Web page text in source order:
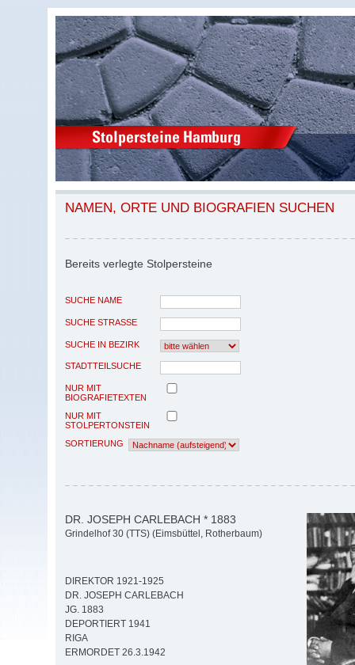
NAMEN, ORTE UND BIOGRAFIEN SUCHEN
Bereits verlegte Stolpersteine
SUCHE NAME
SUCHE STRASSE
SUCHE IN BEZIRK
STADTTEILSUCHE
NUR MIT
BIOGRAFIETEXTEN
NUR MIT
STOLPERTONSTEIN
SORTIERUNG
DR. JOSEPH CARLEBACH * 1883
Grindelhof 30 (TTS) (Eimsbüttel, Rotherbaum)
DIREKTOR 1921-1925
DR. JOSEPH CARLEBACH
JG. 1883
DEPORTIERT 1941
RIGA
ERMORDET 26.3.1942